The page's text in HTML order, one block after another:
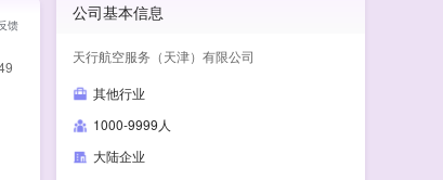
馈
公司基本信息
天行航空服务（天津）有限公司
其他行业
1000-9999人
大陆企业